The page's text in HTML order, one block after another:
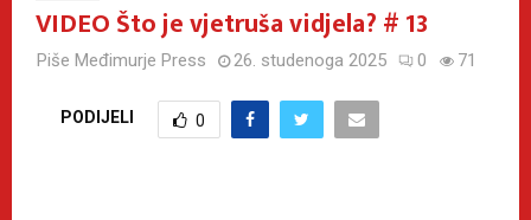
VIDEO Što je vjetruša vidjela? # 13
Piše Međimurje Press 26. studenoga 2025 0 71
PODIJELI 0